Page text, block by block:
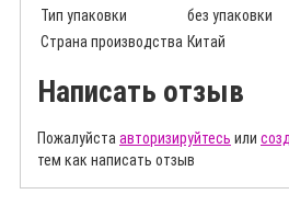
Тип упаковки
без упаковки
Страна производства Китай
Написать отзыв
Пожалуйста авторизируйтесь или
тем как написать отзыв